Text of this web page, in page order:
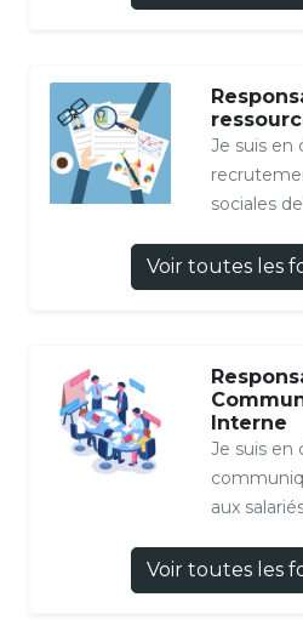
Je suis en
sociales
Voir toutes les
Interne
Je suis en
aux
Voir toutes les